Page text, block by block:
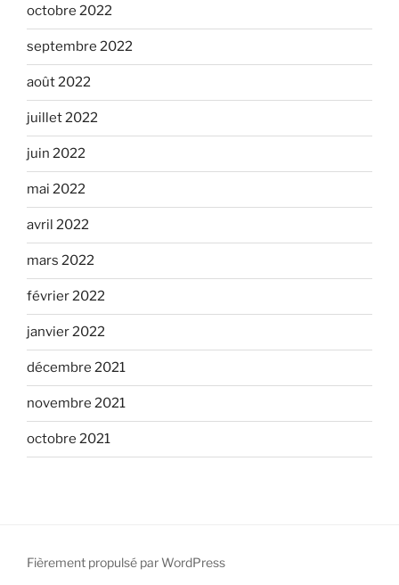
octobre 2022
septembre 2022
août 2022
juillet 2022
juin 2022
mai 2022
avril 2022
mars 2022
février 2022
janvier 2022
décembre 2021
novembre 2021
octobre 2021
Fièrement propulsé par WordPress